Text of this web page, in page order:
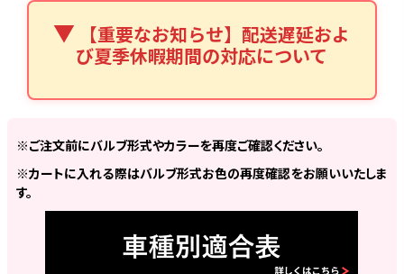
【重要なお知らせ】配送遅延およ
び夏季休暇期間の対応について
※ご注文前にバルブ形式やカラーを再度ご確認ください。
※カートに入れる際はバルブ形式お色の再度確認をお願いいたしま
す。